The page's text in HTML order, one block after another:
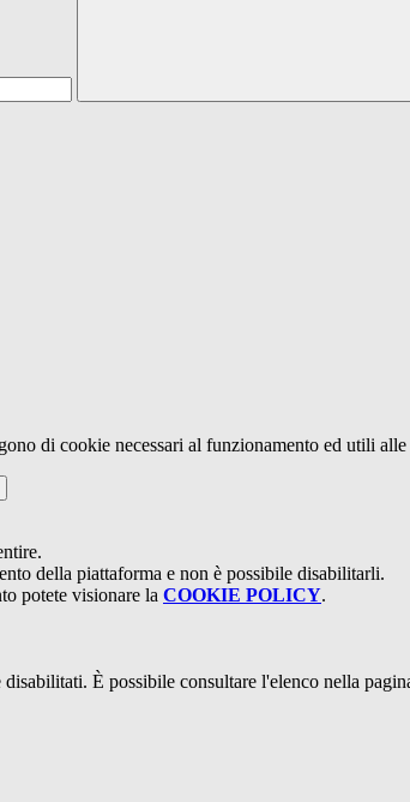
di cookie necessari al funzionamento ed utili
della piattaforma e non è possibile disabilitarli.
potete visionare la COOKIE POLICY.
È possibile consultare l'elenco nella